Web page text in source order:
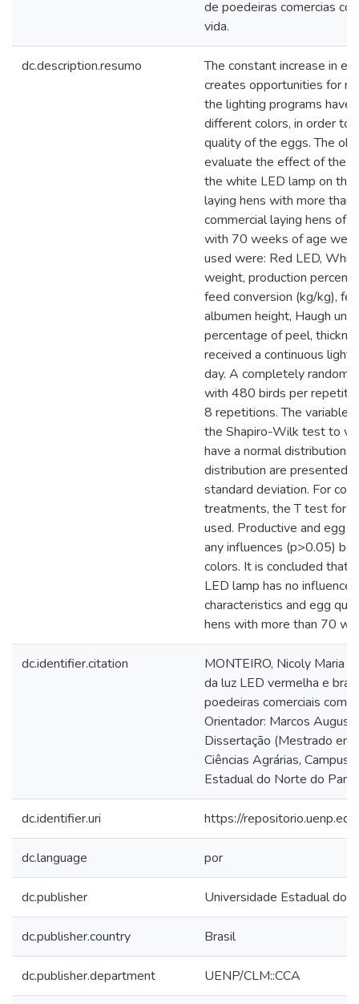
de poedeiras comercias
vida.
dc.description.resumo
The constant increase in
creates opportunities for
the lighting programs have
different colors, in order to
quality of the eggs. The
evaluate the effect of the
the white LED lamp on the
laying hens with more
commercial laying hens of
with 70 weeks of age
used were: Red LED,
weight, production
feed conversion (kg/kg),
albumen height, Haugh
percentage of peel,
received a continuous
day. A completely
with 480 birds per
8 repetitions. The
the Shapiro-Wilk test to
have a normal distribution.
distribution are presented
standard deviation. For
treatments, the T test for
used. Productive and egg
any influences (p>0.05)
colors. It is concluded that
LED lamp has no influence
characteristics and egg
hens with more than 70
dc.identifier.citation
MONTEIRO, Nicoly Maria
da luz LED vermelha e
poedeiras comerciais com
Orientador: Marcos
Dissertação (Mestrado em
Ciências Agrárias, Campus
Estadual do Norte do
dc.identifier.uri https://
dc.language por
dc.publisher Universidade Estadual do
dc.publisher.country Brasil
dc.publisher.department UENP/CLM::CCA